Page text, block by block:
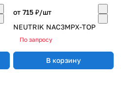
от 715 ₽/шт
NEUTRIK NAC3MPX-TOP
По запросу
В корзину